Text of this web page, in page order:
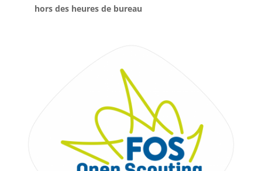
hors des heures de bureau